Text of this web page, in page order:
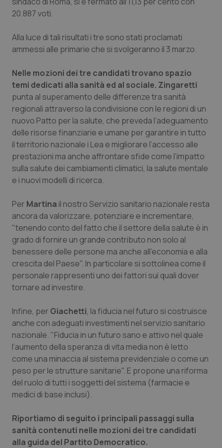
Marche
Molise
Piemonte
Provincia Autonoma di Bolzano
Provincia Autonoma di Trento
Puglia
Sardegna
Sicilia
Toscana
Umbria
Valle D’Aosta
Donna & Salute
Epatiti
HIV
Infezioni & Febbre
Ipertensione & Scompenso
Malattie rare
Malattia di Crohn & Rettocolite Ulcerosa
Neuroscienze & patologie neurodegenerative
Obesità
Oftalmologia
Oncodermatologia
Oncologia & Nutrizione
Psoriasi & pelle
Quotidiano Cardiologia
Quotidiano Oncologia
20.887 voti.
Alla luce di tali risultati i tre sono stati proclamati
ammessi alle primarie che si svolgeranno il 3 marzo.
Nelle mozioni dei tre candidati trovano spazio
temi dedicati alla sanità ed al sociale. Zingaretti
punta al superamento delle differenze tra sanità
regionali attraverso la condivisione con le regioni di un
nuovo Patto per la salute, che preveda l’adeguamento
delle risorse finanziarie e umane per garantire in tutto
il territorio nazionale i Lea e migliorare l’accesso alle
prestazioni ma anche affrontare sfide come l’impatto
sulla salute dei cambiamenti climatici, la salute mentale
e i nuovi modelli di ricerca.
Per Martina il nostro Servizio sanitario nazionale resta
ancora da valorizzare, potenziare e incrementare,
"tenendo conto del fatto che il settore della salute è in
grado di fornire un grande contributo non solo al
benessere delle persone ma anche all’economia e alla
crescita del Paese". In particolare si sottolinea come il
personale rappresenti uno dei fattori sui quali dover
tornare ad investire.
Infine, per Giachetti, la fiducia nel futuro si costruisce
anche con adeguati investimenti nel servizio sanitario
nazionale. "Fiducia in un futuro sano e attivo nel quale
l’aumento della speranza di vita media non è letto
come una minaccia al sistema previdenziale o come un
peso per le strutture sanitarie". E propone una riforma
del ruolo di tutti i soggetti del sistema (farmacie e
medici di base inclusi).
Riportiamo di seguito i principali passaggi sulla
sanità contenuti nelle mozioni dei tre candidati
alla guida del Partito Democratico.